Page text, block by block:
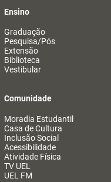
Ensino
Graduação
Pesquisa/Pós
Extensão
Biblioteca
Vestibular
Comunidade
Moradia Estudantil
Casa de Cultura
Inclusão Social
Acessibilidade
Atividade Física
TV UEL
UEL FM